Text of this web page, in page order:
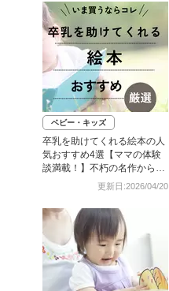
ベビー・キッズ
卒乳を助けてくれる絵本の人
気おすすめ4選【ママの体験
談満載！】不朽の名作から新
更新日:2026/04/20